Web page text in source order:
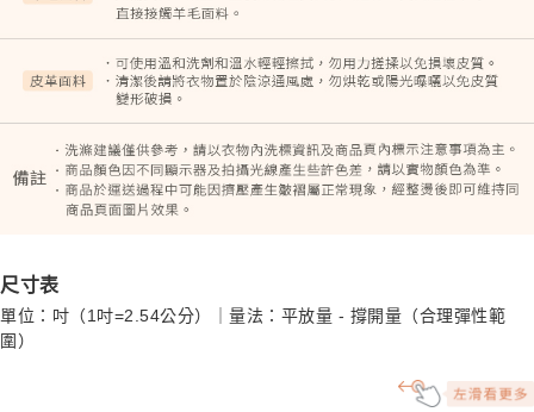
尺寸表
單位：吋（1吋=2.54公分）｜量法：平放量 - 撐開量（合理彈性範
圍）